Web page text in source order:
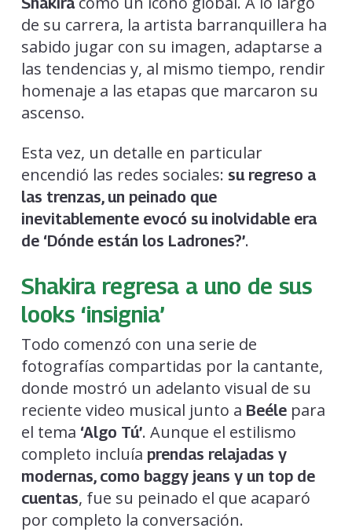
de su carrera, la artista barranquillera ha
sabido jugar con su imagen, adaptarse a
las tendencias y, al mismo tiempo, rendir
homenaje a las etapas que marcaron su
ascenso.
Esta vez, un detalle en particular
encendió las redes sociales: su regreso a
las trenzas, un peinado que
inevitablemente evocó su inolvidable era
de ‘Dónde están los Ladrones?’.
Shakira regresa a uno de sus
looks ‘insignia’
Todo comenzó con una serie de
fotografías compartidas por la cantante,
donde mostró un adelanto visual de su
reciente video musical junto a Beélepara
el tema ‘Algo Tú’. Aunque el estilismo
completo incluía prendas relajadas y
modernas, como baggy jeans y un top de
cuentas, fue su peinado el que acaparó
por completo la conversación.